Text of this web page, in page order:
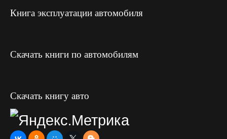
Книга эксплуатации автомобиля
Скачать книги по автомобилям
Скачать книгу авто